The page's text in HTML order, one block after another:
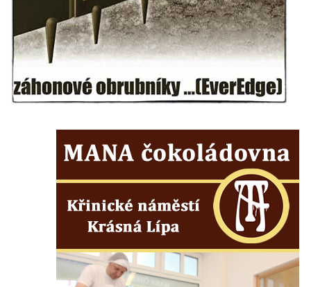
Krásné u Pěnčína
Kenotaf Edmunda Andera na hřbitově v
Krásné u Pěnčína
Hřbitovní kaple rodiny Fiedler na hřbitově v
Teplicích nad Metují
Kenotaf Franze Ruseho na hřbitově v
Pomník obětem 2. světové války na hřbitově
v Teplicích nad Metují
Hrob Waltera Hilleho na hřbitově ve Vlčí
Kenotaf Oskara Ringelhana na hřbitově v
Kenotaf Augusta Michela na hřbitově v
Benešově nad Ploučnicí